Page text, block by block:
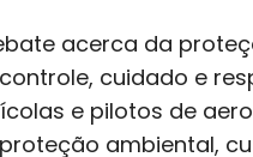
acerca da
cuidado e
e pilotos de
ambiental,